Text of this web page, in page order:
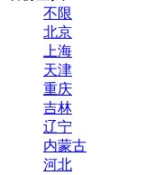
不限
北京
上海
天津
重庆
吉林
辽宁
内蒙古
河北